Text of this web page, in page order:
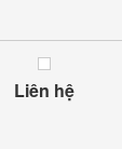
Liên hệ